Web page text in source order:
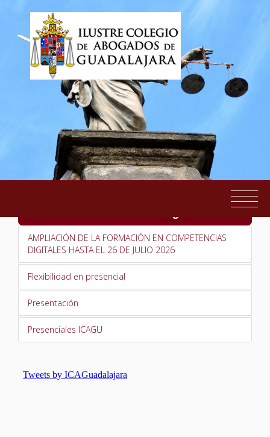
SERVICIOS AL COLEGIADO
AMPLIACIÓN DE LA FORMACIÓN EN COMPETENCIAS
DIGITALES HASTA EL 26 DE JULIO 2026
Flexibilidad en presencial
Presentación
Presenciales ICAGU